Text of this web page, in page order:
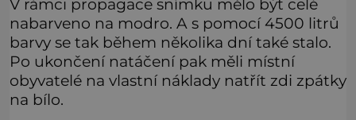
V rámci propagace snímku mělo být celé
nabarveno na modro. A s pomocí 4500 litrů
barvy se tak během několika dní také stalo.
Po ukončení natáčení pak měli místní
obyvatelé na vlastní náklady natřít zdi zpátky
na bílo.